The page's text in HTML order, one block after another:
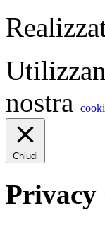
nostra
Chiudi
Privacy